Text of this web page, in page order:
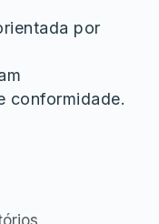
por
conformidade.